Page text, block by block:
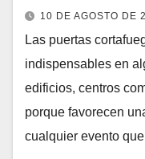
10 DE AGOSTO DE
Las puertas
indispensables en
edificios, centros
porque favorecen
cualquier evento